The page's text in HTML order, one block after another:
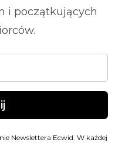
i początkujących
Newslettera Ecwid. W każdej